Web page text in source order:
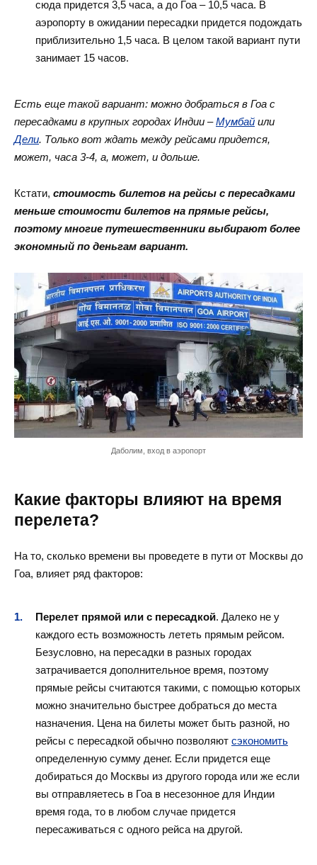
сюда придется 3,5 часа, а до Гоа – 10,5 часа. В
аэропорту в ожидании пересадки придется подождать
приблизительно 1,5 часа. В целом такой вариант пути
занимает 15 часов.
Есть еще такой вариант: можно добраться в Гоа с
пересадками в крупных городах Индии –Мумбай или
Дели. Только вот ждать между рейсами придется,
может, часа 3-4, а, может, и дольше.
Кстати, стоимость билетов на рейсы с пересадками
меньше стоимости билетов на прямые рейсы,
поэтому многие путешественники выбирают более
экономный по деньгам вариант.
Даболим, вход в аэропорт
Какие факторы влияют на время
перелета?
На то, сколько времени вы проведете в пути от Москвы до
Гоа, влияет ряд факторов:
Перелет прямой или с пересадкой. Далеко не у
каждого есть возможность лететь прямым рейсом.
Безусловно, на пересадки в разных городах
затрачивается дополнительное время, поэтому
прямые рейсы считаются такими, с помощью которых
можно значительно быстрее добраться до места
назначения. Цена на билеты может быть разной, но
рейсы с пересадкой обычно позволяют сэкономить
определенную сумму денег. Если придется еще
добираться до Москвы из другого города или же если
вы отправляетесь в Гоа в несезонное для Индии
время года, то в любом случае придется
пересаживаться с одного рейса на другой.